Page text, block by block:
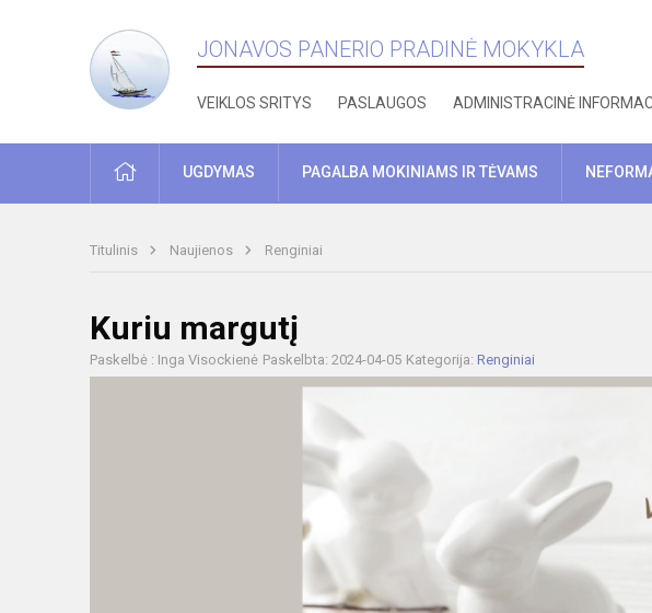
JONAVOS PANERIO PRADINĖ MOKYKLA
VEIKLOS SRITYS PASLAUGOS ADMINISTRACINĖ
PRADŽIAUGDYMAS PAGALBA MOKINIAMS IR TĖVAMS
Titulinis Naujienos Renginiai
Kuriu margutį
Paskelbė : Inga Visockienė Paskelbta: 2024-04-05 Kategorija: Renginiai